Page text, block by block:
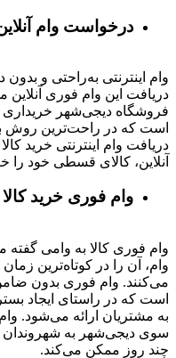
درخواست وام
وام اینترنتی به‌راحتی و
دریافت این وام فوری آنلاین
فروشگاه دیجی‌شهر خریداری
است که در راحت‌ترین روش
دریافت وام اینترنتی خرید
آنلاین، کالای قسطی خود را
وام فوری خرید کالا
وام فوری کالا به وامی گفته
وام، آن را در کوتاه‌ترین
می‌کنند. وام فوری بدون
است که در راستای ایجاد
به مشتریان ارائه می‌شود.
سوی دیجی‌شهر به شهروندان
چند روز ممکن می‌کند.